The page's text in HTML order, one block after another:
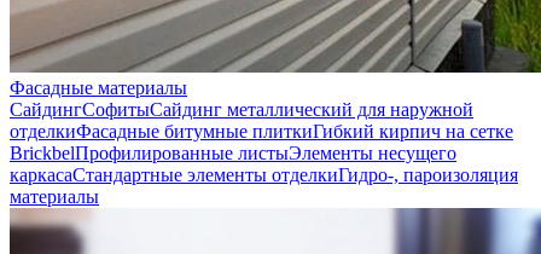
Фасадные материалы
СайдингСофитыСайдинг металлический для наружной
отделкиФасадные битумные плиткиГибкий кирпич на сетке
BrickbelПрофилированные листыЭлементы несущего
каркасаСтандартные элементы отделкиГидро-, пароизоляция
материалы